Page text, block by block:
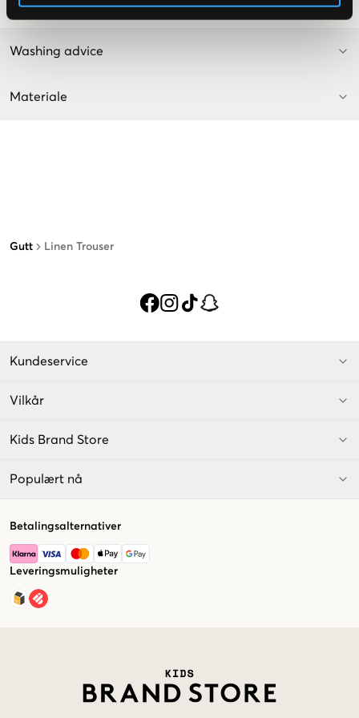
Gutt Linen Trouser
SKU:139340-001
Washing advice
Materiale
Kundeservice
Vilkår
Kids Brand Store
Populært nå
Betalingsalternativer
Leveringsmuligheter